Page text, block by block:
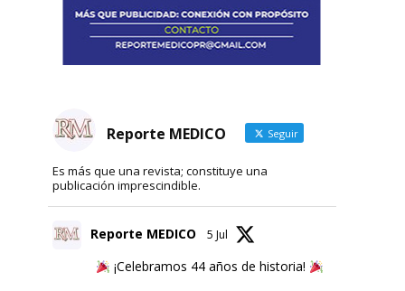
Reporte MEDICO Seguir
Es más que una revista; constituye una
publicación imprescindible.
Reporte MEDICO 5 Jul
¡Celebramos 44 años de historia!